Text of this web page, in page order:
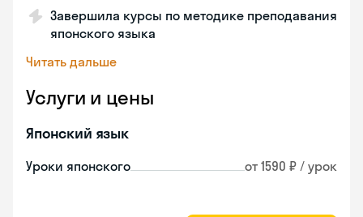
Завершила курсы по методике преподавания
японского языка
Читать дальше
Услуги и цены
Японский язык
Уроки японского от 1590 ₽ / урок